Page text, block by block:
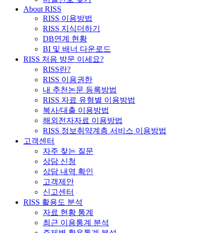
About RISS
RISS 이용방법
RISS 지식더하기
DB연계 현황
BI 및 배너 다운로드
RISS 처음 방문 이세요?
RISS란?
RISS 이용권한
내 추천논문 등록방법
RISS 자료 유형별 이용방법
복사/대출 이용방법
해외전자자료 이용방법
RISS 정보취약계층 서비스 이용방법
고객센터
자주 찾는 질문
상담 신청
상담 내역 확인
고객제안
신고센터
RISS 활용도 분석
자료 현황 통계
최근 이용통계 분석